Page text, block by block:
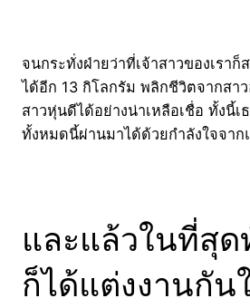
จนกระทั่งฝ่ายว่าที่เจ้าสาวของเรา
ได้อีก 13 กิโลกรัม พลิกชีวิตจากสา
สาวหุ่นดีได้อย่างน่าเหลือเชื่อ ทั้งนี้เ
ทั้งหมดนี้ผ่านมาได้ด้วยกำลังใจจาก
และแล้วในที่สุด
ก็ได้แต่งงานกัน